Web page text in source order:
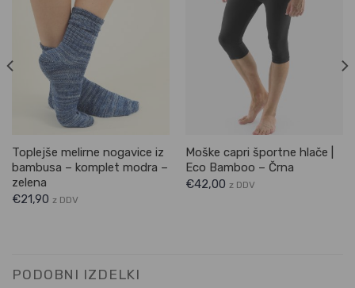
Toplejše melirne nogavice iz
bambusa – komplet modra –
zelena
€21,90 z DDV
Moške capri športne hlače |
Eco Bamboo – Črna
€42,00 z DDV
PODOBNI IZDELKI